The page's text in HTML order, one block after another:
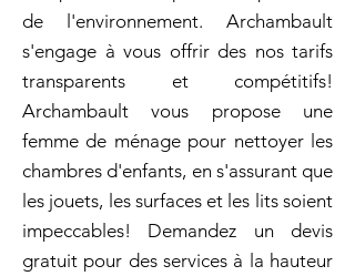
de l'environnement. Archambault
s'engage à vous offrir des nos tarifs
transparents et compétitifs!
Archambault vous propose une
femme de ménage pour nettoyer les
chambres d'enfants, en s'assurant que
les jouets, les surfaces et les lits soient
impeccables! Demandez un devis
gratuit pour des services à la hauteur